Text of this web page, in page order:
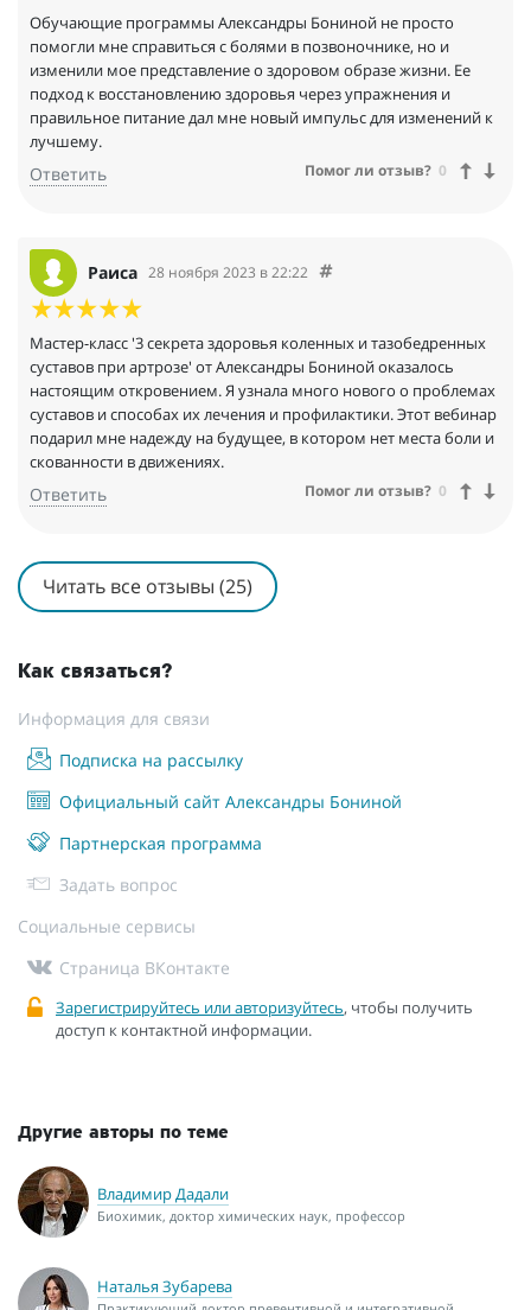
Обучающие программы Александры Бониной не просто
помогли мне справиться с болями в позвоночнике, но и
изменили мое представление о здоровом образе жизни. Ее
подход к восстановлению здоровья через упражнения и
правильное питание дал мне новый импульс для изменений к
лучшему.
Ответить Помог ли отзыв? 0
Раиса 28 ноября 2023 в 22:22
Мастер-класс '3 секрета здоровья коленных и тазобедренных
суставов при артрозе' от Александры Бониной оказалось
настоящим откровением. Я узнала много нового о проблемах
суставов и способах их лечения и профилактики. Этот вебинар
подарил мне надежду на будущее, в котором нет места боли и
скованности в движениях.
Ответить Помог ли отзыв? 0
Читать все отзывы (25)
Как связаться?
Информация для связи
Подписка на рассылку
Официальный сайт Александры Бониной
Партнерская программа
Задать вопрос
Социальные сервисы
Страница ВКонтакте
Зарегистрируйтесь или авторизуйтесь, чтобы получить
доступ к контактной информации.
Другие авторы по теме
Владимир Дадали
Биохимик, доктор химических наук, профессор
Наталья Зубарева